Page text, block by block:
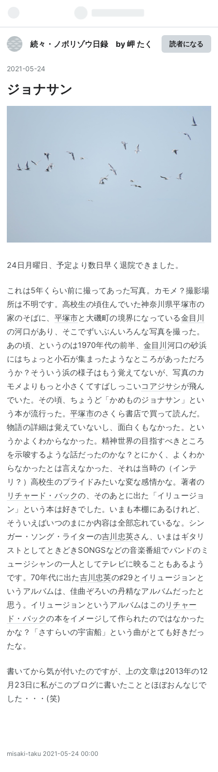
続々・ノボリゾウ日録 by 岬 たく 読者になる
2021-05-24
ジョナサン
24日月曜日、予定より数日早く退院できました。
これは5年くらい前に撮ってあった写真。カモメ？撮影場
所は不明です。高校生の頃住んでいた神奈川県平塚市の
家のそばに、 平塚市と大磯町の境界になっている金目川
の河口があり、そこでずいぶんいろんな写真を撮った。
あの頃、というのは1970年代の前半、 金目川 河口の砂浜
にはちょっと小石が集まったようなところがあっただろ
うか？そういう浜の様子はもう覚えてないが、写真のカ
モメよりもっと小さくてすばしっこいコアジサシが飛ん
でいた。その頃、ちょうど「かめものジョナサン」とい
う本が流行った。 平塚市のさくら書店で買って読んだ。
物語の詳細は覚えていないし、面白くもなかった。とい
うかよくわからなかった。精神世界の目指すべきところ
を示唆するような話だったのかな？とにかく、よくわか
らなかったとは言えなかった、それは当時の（インテ
リ？）高校生のプライドみたいな変な感情かな。著者の
リチャード・バックの、そのあとに出た「イリュージョ
ン」という本は好きでした。いまも本棚にあるけれど、
そういえばいつのまにか内容は全部忘れているな。シン
ガー・ソング・ライターの吉川忠英さん、いまはギタリ
ストとしてときどきSONGSなどの音楽番組でバンドのミ
ュージシャンの一人としてテレビに映ることもあるよう
です。70年代に出た吉川忠英の♯29とイリュージョンと
いうアルバムは、佳曲ぞろいの丹精なアルバムだったと
思う。イリュージョンというアルバムはこのリチャー
ド・バックの本をイメージして作られたのではなかった
かな？「さすらいの宇宙船」という曲がとても好きだっ
たな。
書いてから気が付いたのですが、上の文章は2013年の12
月23日に私がこのブログに書いたこととほぼおんなじで
した・・・(笑)
misaki-taku 2021-05-24 00:00